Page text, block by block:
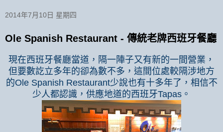
2014年7月10日 星期四
Ole Spanish Restaurant - 傳統老牌西班牙餐廳
現在西班牙餐廳當道，隔一陣子又有新的一間營業，
但要數訖立多年的卻為數不多，這間位處較隔涉地方
的Ole Spanish Restaurant少說也有十多年了，相信不
少人都認識，供應地道的西班牙Tapas 。